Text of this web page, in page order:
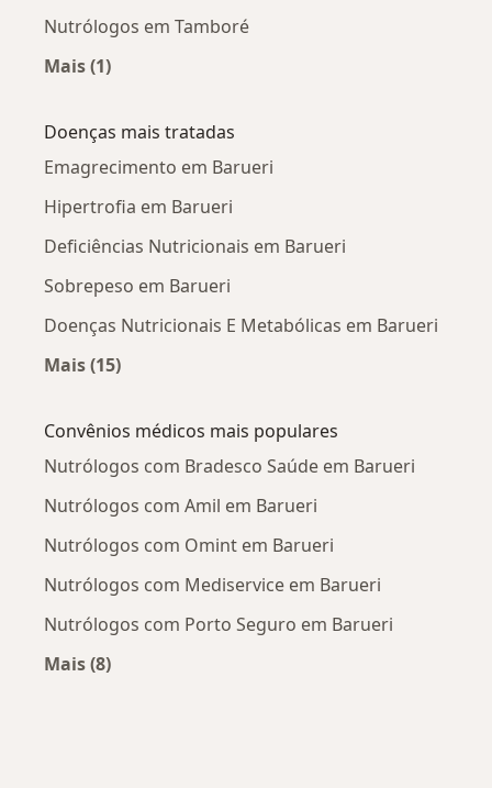
Nutrólogos em Tamboré
Mais (1)
Doenças mais tratadas
Emagrecimento em Barueri
Hipertrofia em Barueri
Deficiências Nutricionais em Barueri
Sobrepeso em Barueri
Doenças Nutricionais E Metabólicas em Barueri
Mais (15)
Convênios médicos mais populares
Nutrólogos com Bradesco Saúde em Barueri
Nutrólogos com Amil em Barueri
Nutrólogos com Omint em Barueri
Nutrólogos com Mediservice em Barueri
Nutrólogos com Porto Seguro em Barueri
Mais (8)